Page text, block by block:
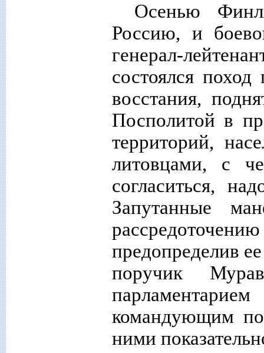
Осенью
Россию, и
генерал-
состоялся
восстания,
Посполитой в
территорий,
литовцами, с
согласиться,
Запутанные
предопределив
поручик
командующим
ними